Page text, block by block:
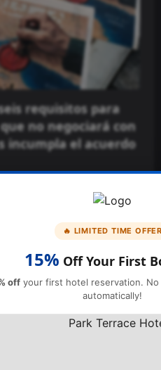
requisitos para
no negociará con
incumpla el acuerdo
🔥 LIMITED TIME
15% Off Your First
offyour first hotel reservation.
automatically!